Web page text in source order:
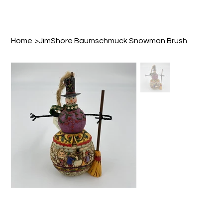
Home >JimShore Baumschmuck Snowman Brush